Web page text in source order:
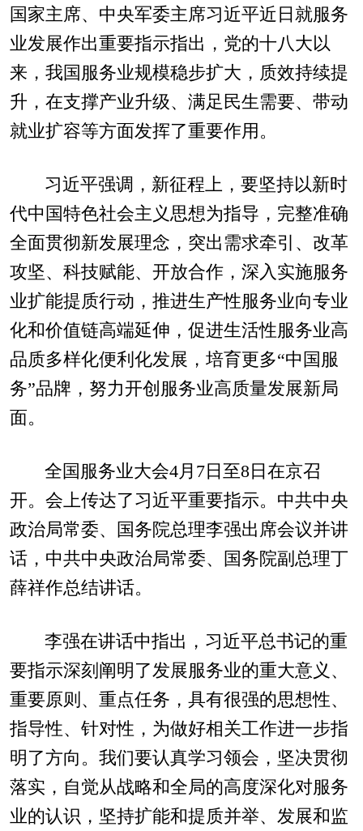
国家主席、中央军委主席习近平近日就服务
业发展作出重要指示指出，党的十八大以
来，我国服务业规模稳步扩大，质效持续提
升，在支撑产业升级、满足民生需要、带动
就业扩容等方面发挥了重要作用。
习近平强调，新征程上，要坚持以新时
代中国特色社会主义思想为指导，完整准确
全面贯彻新发展理念，突出需求牵引、改革
攻坚、科技赋能、开放合作，深入实施服务
业扩能提质行动，推进生产性服务业向专业
化和价值链高端延伸，促进生活性服务业高
品质多样化便利化发展，培育更多“中国服
务”品牌，努力开创服务业高质量发展新局
面。
全国服务业大会4月7日至8日在京召
开。会上传达了习近平重要指示。中共中央
政治局常委、国务院总理李强出席会议并讲
话，中共中央政治局常委、国务院副总理丁
薛祥作总结讲话。
李强在讲话中指出，习近平总书记的重
要指示深刻阐明了发展服务业的重大意义、
重要原则、重点任务，具有很强的思想性、
指导性、针对性，为做好相关工作进一步指
明了方向。我们要认真学习领会，坚决贯彻
落实，自觉从战略和全局的高度深化对服务
业的认识，坚持扩能和提质并举、发展和监